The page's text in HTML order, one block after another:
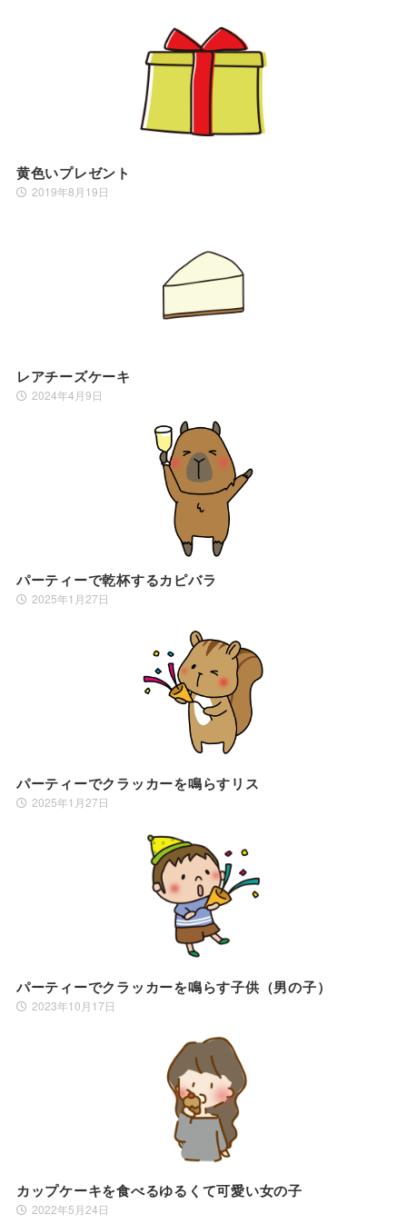
黄色いプレゼント
2019年8月19日
レアチーズケーキ
2024年4月9日
パーティーで乾杯するカピバラ
2025年1月27日
パーティーでクラッカーを鳴らすリス
2025年1月27日
パーティーでクラッカーを鳴らす子供（男の子）
2023年10月17日
カップケーキを食べるゆるくて可愛い女の子
2022年5月24日